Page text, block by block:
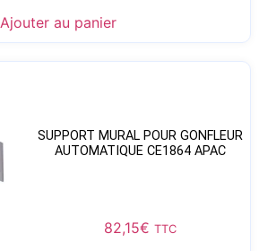
Ajouter au panier
SUPPORT MURAL POUR GONFLEUR
AUTOMATIQUE CE1864 APAC
82,15€ TTC